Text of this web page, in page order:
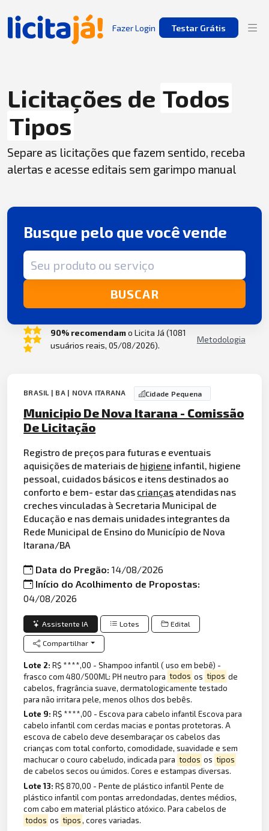
Fazer Login Testar Grátis
Licitações de Todos
Tipos
Separe as licitações que fazem sentido, receba
alertas e acesse editais sem garimpo manual
Busque pelo que você vende
Termo de busca
BUSCAR
90% recomendamo Licita Já (1081
usuários reais, 05/08/2026).
Metodologia
BRASIL | BA | NOVA ITARANA Cidade Pequena
Municipio De Nova Itarana - Comissão
De Licitação
Registro de preços para futuras e eventuais
aquisições de materiais de higiene infantil, higiene
pessoal, cuidados básicos e itens destinados ao
conforto e bem- estar das crianças atendidas nas
creches vinculadas à Secretaria Municipal de
Educação e nas demais unidades integrantes da
Rede Municipal de Ensino do Município de Nova
Itarana/BA
Data do Pregão:14/08/2026
Início do Acolhimento de Propostas:
04/08/2026
Assistente IA Lotes Edital
Compartilhar
Lote 2:R$ ****,00 - Shampoo infantil ( uso em bebê) -
frasco com 480/500ML: PH neutro para todos os tipos de
cabelos, fragrância suave, dermatologicamente testado
para não irritara pele, menos olhos dos bebês.
Lote 9:R$ ****,00 - Escova para cabelo infantil Escova para
cabelo infantil com cerdas macias e pontas protetoras. A
escova de cabelo deve desembaraçar os cabelos das
crianças com total conforto, comodidade, suavidade e sem
machucar o couro cabeludo, indicada para todos os tipos
de cabelos secos ou úmidos. Cores e estampas diversas.
Lote 13:R$ 870,00 - Pente de plástico infantil Pente de
plástico infantil com pontas arredondadas, dentes médios,
com cabo em material plástico atóxico. Para cabelos de
todos os tipos, cores variadas.